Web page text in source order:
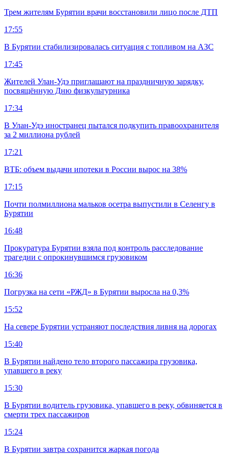
Трем жителям Бурятии врачи восстановили лицо после ДТП
17:55
В Бурятии стабилизировалась ситуация с топливом на АЗС
17:45
Жителей Улан-Удэ приглашают на праздничную зарядку,
посвящённую Дню физкультурника
17:34
В Улан-Удэ иностранец пытался подкупить правоохранителя
за 2 миллиона рублей
17:21
ВТБ: объем выдачи ипотеки в России вырос на 38%
17:15
Почти полмиллиона мальков осетра выпустили в Селенгу в
Бурятии
16:48
Прокуратура Бурятии взяла под контроль расследование
трагедии с опрокинувшимся грузовиком
16:36
Погрузка на сети «РЖД» в Бурятии выросла на 0,3%
15:52
На севере Бурятии устраняют последствия ливня на дорогах
15:40
В Бурятии найдено тело второго пассажира грузовика,
упавшего в реку
15:30
В Бурятии водитель грузовика, упавшего в реку, обвиняется в
смерти трех пассажиров
15:24
В Бурятии завтра сохранится жаркая погода